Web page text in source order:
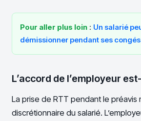
Pour aller plus loin : Un salarié
démissionner pendant ses congés
L’accord de l’employeur
La prise de RTT pendant le préavis
discrétionnaire du salarié.